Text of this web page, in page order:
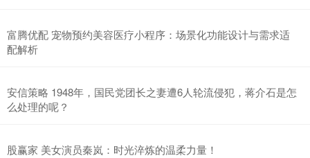
富腾优配 宠物预约美容医疗小程序：场景化功能设计与需求适
配解析
安信策略 1948年，国民党团长之妻遭6人轮流侵犯，蒋介石是怎
么处理的呢？
股赢家 美女演员秦岚：时光淬炼的温柔力量！